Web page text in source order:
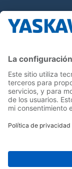
Contacto
¡Síguenos!